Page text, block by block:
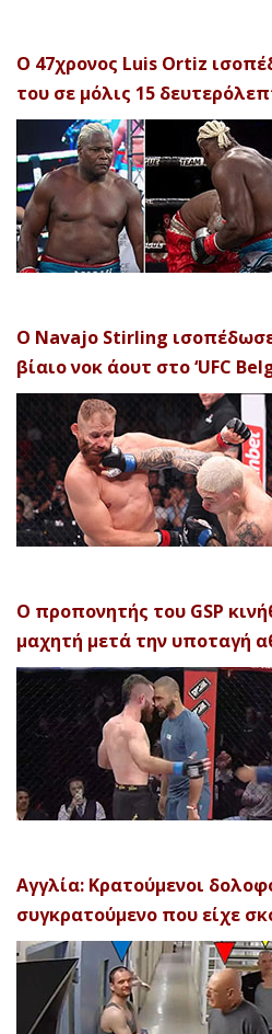
Ο 47χρονος Luis Ortiz
του σε μόλις 15
Ο Navajo Stirling
βίαιο νοκ άουτ στο ‘UFC
Ο προπονητής του GSP
μαχητή μετά την υποταγή
Αγγλία: Κρατούμενοι
συγκρατούμενο που είχε